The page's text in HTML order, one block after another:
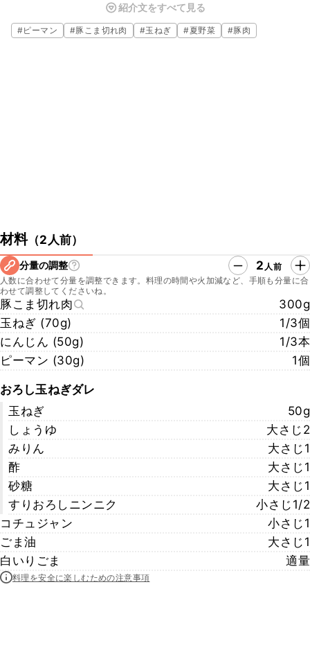
した玉ねぎを使用しているのでさっぱりとした味に仕上がります。ご
はんが進むおかずですよ。ぜひ作ってみてくださいね。
紹介文をすべて見る
#ピーマン #豚こま切れ肉 #玉ねぎ #夏野菜 #豚肉
材料（2人前）
分量の調整 2 人前
人数に合わせて分量を調整できます。料理の時間や火加減など、手順も分量に合
わせて調整してくださいね。
豚こま切れ肉
300g
玉ねぎ (70g)
1/3個
にんじん (50g)
1/3本
ピーマン (30g)
1個
おろし玉ねぎダレ
玉ねぎ
50g
しょうゆ
大さじ2
みりん
大さじ1
酢
大さじ1
砂糖
大さじ1
すりおろしニンニク
小さじ1/2
コチュジャン
小さじ1
ごま油
大さじ1
白いりごま
適量
料理を安全に楽しむための注意事項